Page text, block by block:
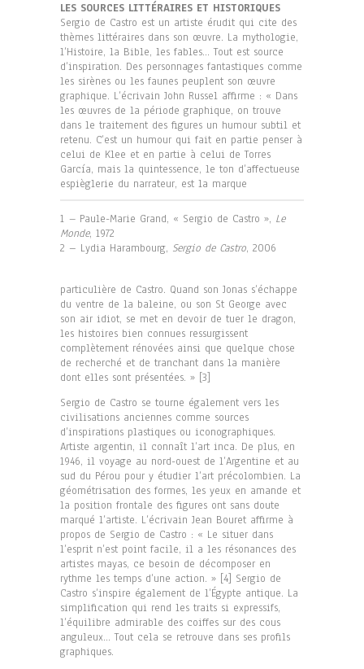
LES SOURCES LITTÉRAIRES ET HISTORIQUES
Sergio de Castro est un artiste érudit qui cite des
thèmes littéraires dans son œuvre. La mythologie,
l’Histoire, la Bible, les fables… Tout est source
d’inspiration. Des personnages fantastiques comme
les sirènes ou les faunes peuplent son œuvre
graphique. L’écrivain John Russel affirme : « Dans
les œuvres de la période graphique, on trouve
dans le traitement des figures un humour subtil et
retenu. C’est un humour qui fait en partie penser à
celui de Klee et en partie à celui de Torres
García, mais la quintessence, le ton d’affectueuse
espièglerie du narrateur, est la marque
1 – Paule-Marie Grand, « Sergio de Castro », Le
Monde, 1972
2 – Lydia Harambourg, Sergio de Castro, 2006
particulière de Castro. Quand son Jonas s’échappe
du ventre de la baleine, ou son St George avec
son air idiot, se met en devoir de tuer le dragon,
les histoires bien connues ressurgissent
complètement rénovées ainsi que quelque chose
de recherché et de tranchant dans la manière
dont elles sont présentées. » [3]
Sergio de Castro se tourne également vers les
civilisations anciennes comme sources
d’inspirations plastiques ou iconographiques.
Artiste argentin, il connaît l’art inca. De plus, en
1946, il voyage au nord-ouest de l’Argentine et au
sud du Pérou pour y étudier l’art précolombien. La
géométrisation des formes, les yeux en amande et
la position frontale des figures ont sans doute
marqué l’artiste. L’écrivain Jean Bouret affirme à
propos de Sergio de Castro : « Le situer dans
l’esprit n’est point facile, il a les résonances des
artistes mayas, ce besoin de décomposer en
rythme les temps d’une action. » [4] Sergio de
Castro s’inspire également de l’Égypte antique. La
simplification qui rend les traits si expressifs,
l’équilibre admirable des coiffes sur des cous
anguleux… Tout cela se retrouve dans ses profils
graphiques.